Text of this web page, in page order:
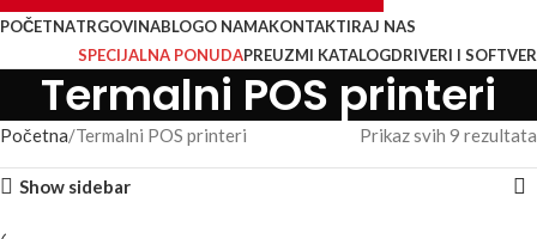
POČETNATRGOVINABLOGO NAMAKONTAKTIRAJ NAS
SPECIJALNA PONUDAPREUZMI KATALOGDRIVERI I SOFTVER
Termalni POS printeri
Početna Termalni POS printeri Prikaz svih 9 rezultata
Show sidebar